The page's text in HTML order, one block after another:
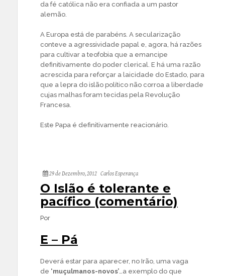
da fé católica não era confiada a um pastor
alemão.
A Europa está de parabéns. A secularização
conteve a agressividade papal e, agora, há razões
para cultivar a teofobia que a emancipe
definitivamente do poder clerical. E há uma razão
acrescida para reforçar a laicidade do Estado, para
que a lepra do islão político não corroa a liberdade
cujas malhas foram tecidas pela Revolução
Francesa.
Este Papa é definitivamente reacionário.
29 de Dezembro, 2012 Carlos Esperança
O Islão é tolerante e
pacífico (comentário)
Por
E – Pá
Deverá estar para aparecer, no Irão, uma vaga
de ‘muçulmanos-novos’…a exemplo do que